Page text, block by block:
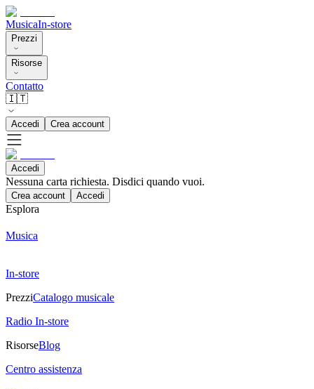
MusicaIn-store
Prezzi
Risorse
Contatto
🇮🇹
Accedi Crea account
Accedi
Nessuna carta richiesta. Disdici quando vuoi.
Crea account Accedi
Esplora
Musica
In-store
PrezziCatalogo musicale
Radio In-store
RisorseBlog
Centro assistenza